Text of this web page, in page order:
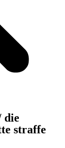
die
straffe